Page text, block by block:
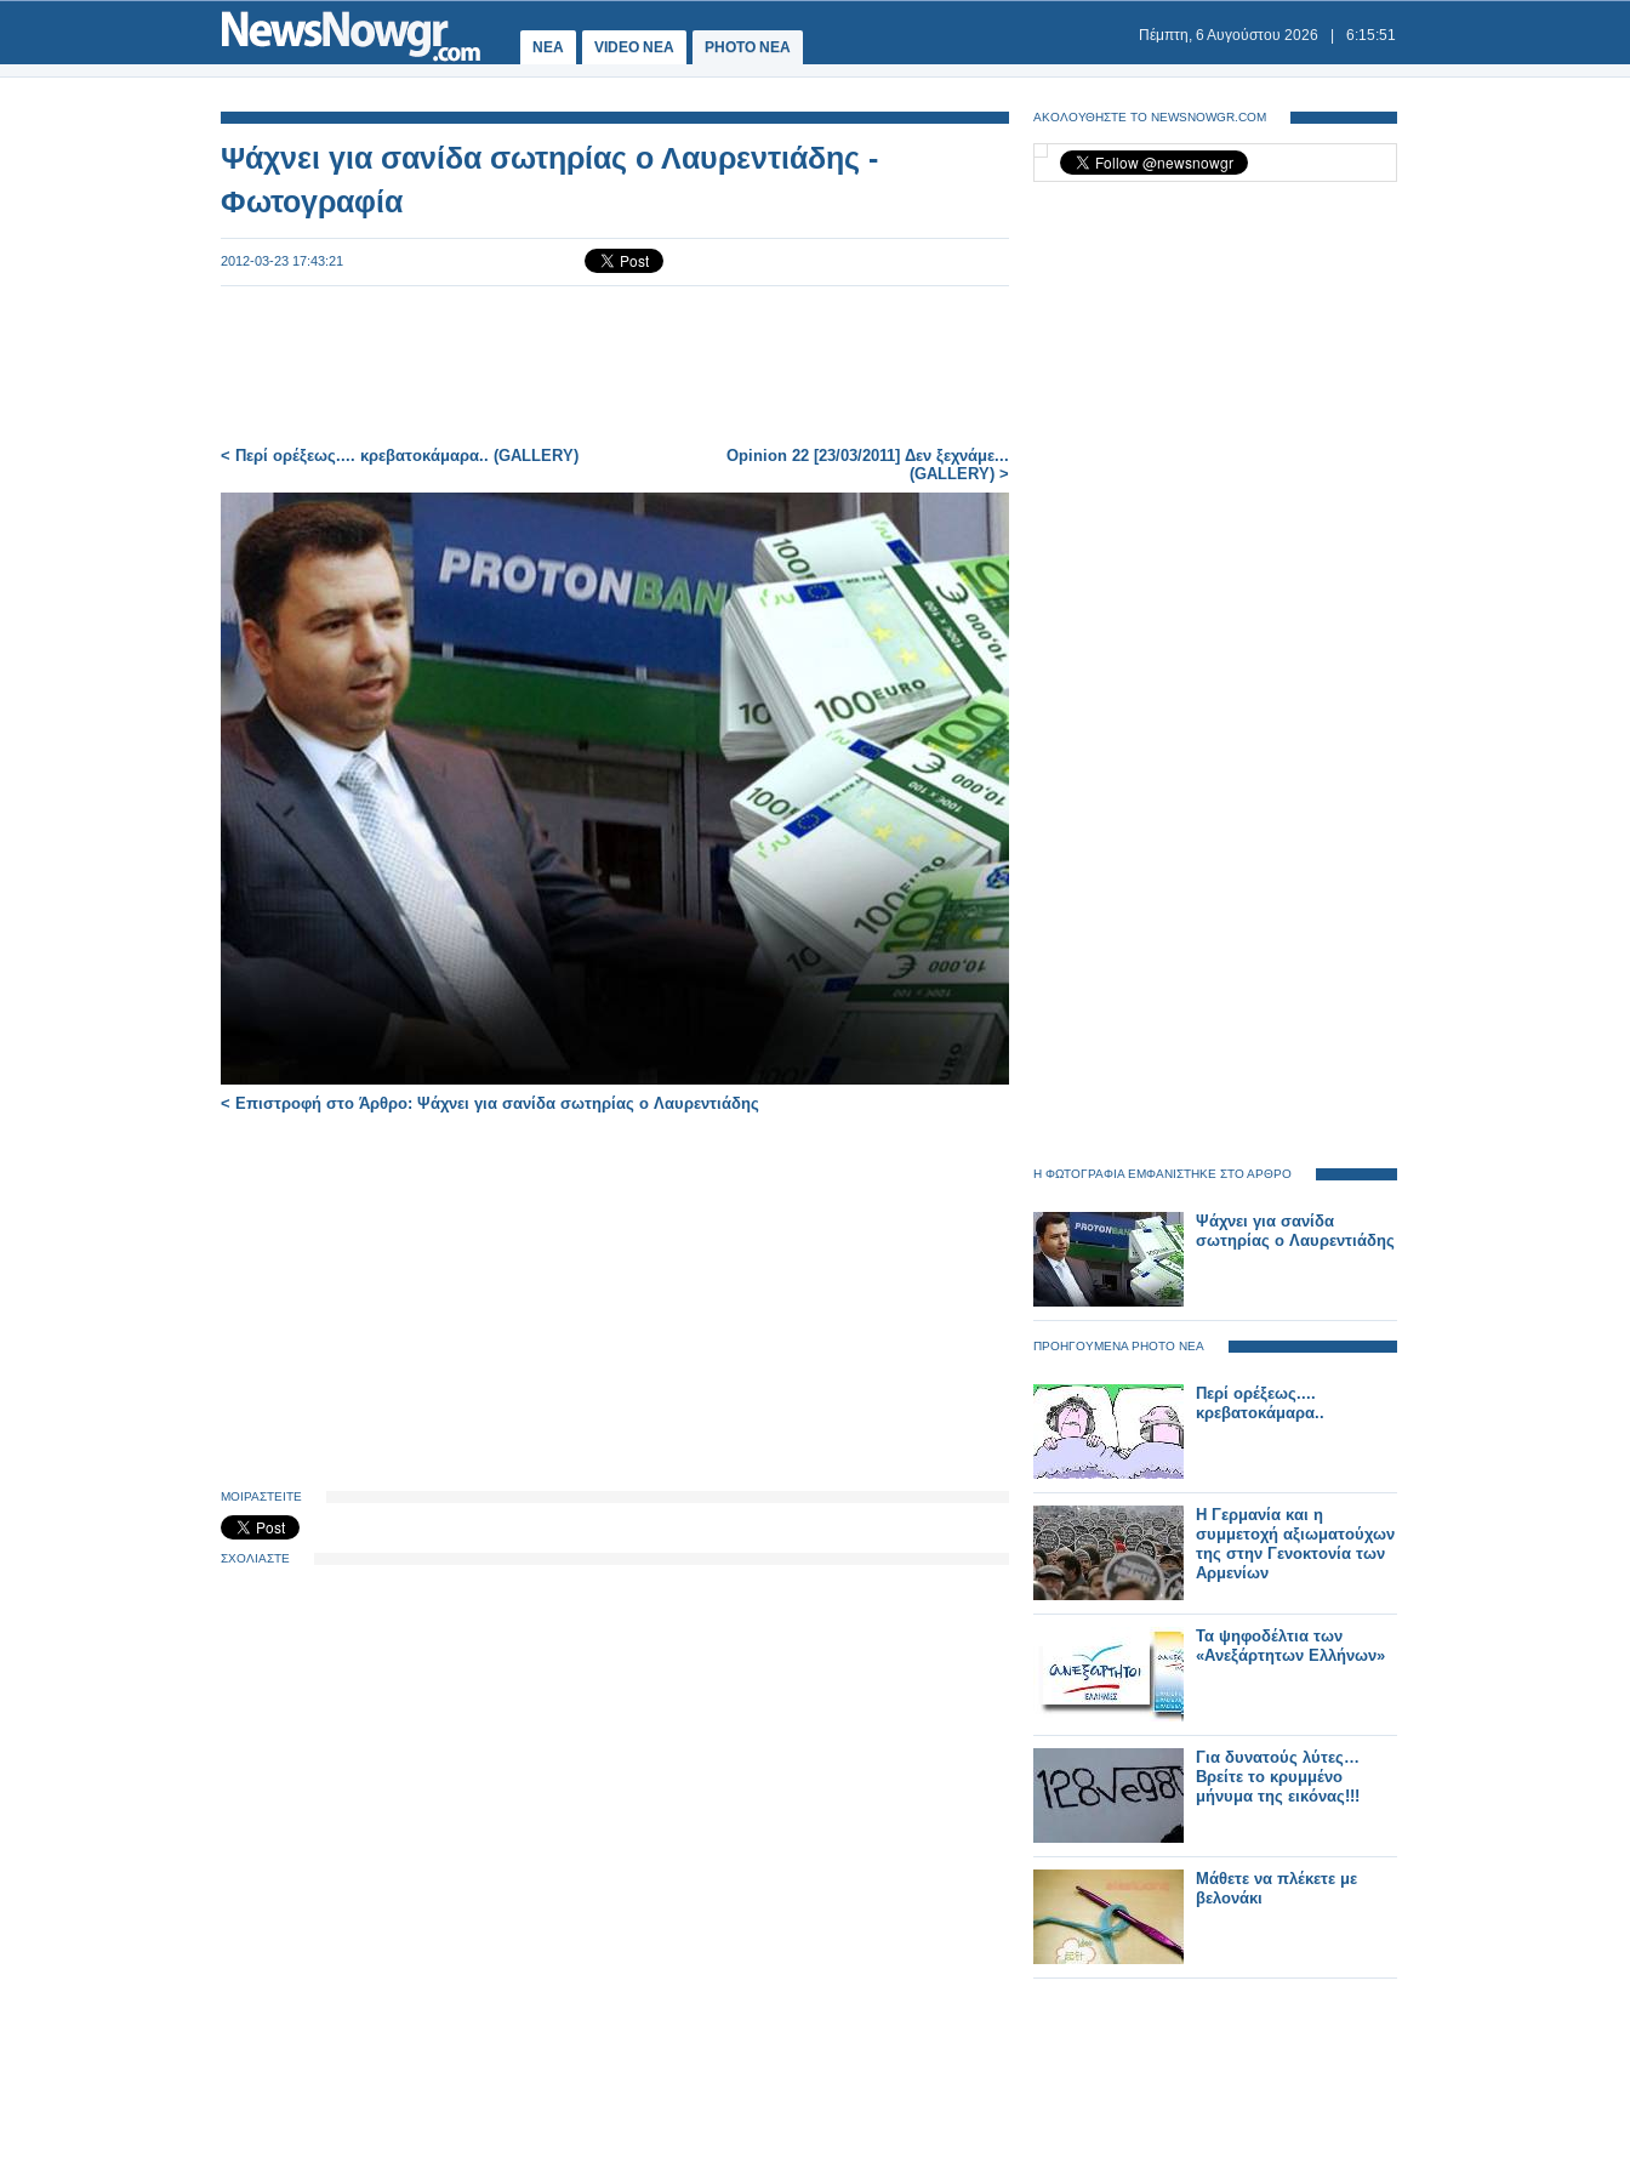
ΝΕΑ VIDEO NEA PHOTO NEA
Πέμπτη, 6 Αυγούστου 2026 6:15:51
Ψάχνει για σανίδα σωτηρίας ο Λαυρεντιάδης -
Φωτογραφία
2012-03-23 17:43:21
< Περί ορέξεως.... κρεβατοκάμαρα.. (GALLERY)
Opinion 22 [23/03/2011] Δεν ξεχνάμε...
(GALLERY) >
< Επιστροφή στο Άρθρο: Ψάχνει για σανίδα σωτηρίας ο Λαυρεντιάδης
ΜΟΙΡΑΣΤΕΙΤΕ
ΣΧΟΛΙΑΣΤΕ
ΑΚΟΛΟΥΘΗΣΤΕ ΤΟ NEWSNOWGR.COM
Η ΦΩΤΟΓΡΑΦΙΑ ΕΜΦΑΝΙΣΤΗΚΕ ΣΤΟ ΑΡΘΡΟ
Ψάχνει για σανίδα
σωτηρίας ο Λαυρεντιάδης
ΠΡΟΗΓΟΥΜΕΝΑ PHOTO ΝΕΑ
Περί ορέξεως....
κρεβατοκάμαρα..
H Γερμανία και η
συμμετοχή αξιωματούχων
της στην Γενοκτονία των
Aρμενίων
Τα ψηφοδέλτια των
«Ανεξάρτητων Ελλήνων»
Για δυνατούς λύτες…
Βρείτε το κρυμμένο
μήνυμα της εικόνας!!!
Μάθετε να πλέκετε με
βελονάκι